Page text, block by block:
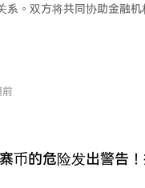
系。双方将共同协助金融
私性的严格要求。
币的危险发出警告